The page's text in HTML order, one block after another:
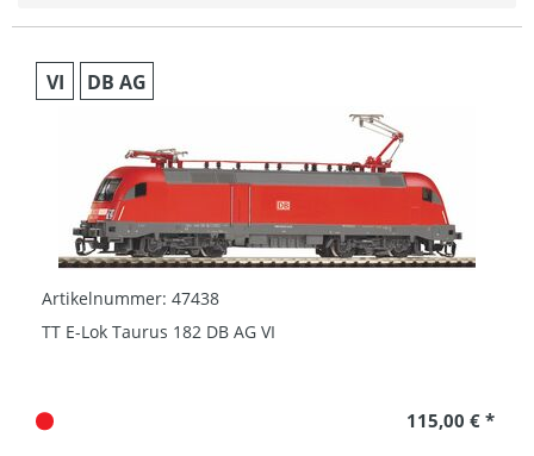
VI DB AG
Artikelnummer: 47438
TT E-Lok Taurus 182 DB AG VI
115,00 € *